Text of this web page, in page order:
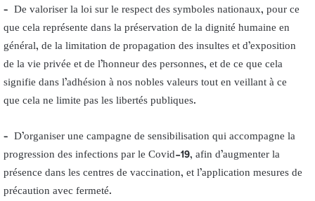
– De valoriser la loi sur le respect des symboles nationaux, pour ce
que cela représente dans la préservation de la dignité humaine en
général, de la limitation de propagation des insultes et d’exposition
de la vie privée et de l’honneur des personnes, et de ce que cela
signifie dans l’adhésion à nos nobles valeurs tout en veillant à ce
que cela ne limite pas les libertés publiques.
– D’organiser une campagne de sensibilisation qui accompagne la
progression des infections par le Covid-19, afin d’augmenter la
présence dans les centres de vaccination, et l’application mesures de
précaution avec fermeté.